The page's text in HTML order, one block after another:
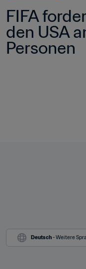
FIFA
den USA
Personen
Deutsch - Weitere